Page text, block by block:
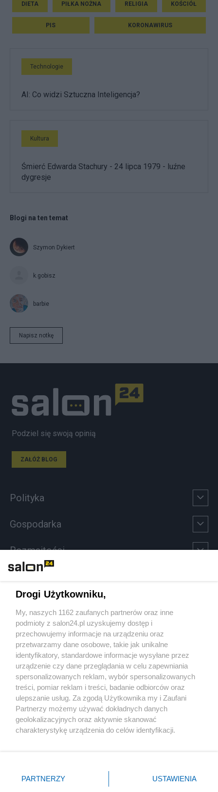
DIETA PIŁKA NOŻNA RELIGIA KOŚCIÓŁ
PIS KORONAWIRUS
Technologie
AI: Co widzi Sztuczna Inteligencja?
Kultura
Śmierć Edwarda Stachury - 24 lipca 1979 - luźne
dygresje
Blogi na ten temat
Szymon Dykiert
k.gobisz
barbie
Napisz notkę
Podziel się swoją opinią
ZAŁÓŻ BLOG
Polityka
Gospodarka
Rozmaitości
Sport
Społeczeństwo
Kultura
X Facebook Instagram Youtube
Drogi Użytkowniku,
My, naszych 1162 zaufanych partnerów oraz inne
podmioty z salon24.pl uzyskujemy dostęp i
przechowujemy informacje na urządzeniu oraz
przetwarzamy dane osobowe, takie jak unikalne
identyfikatory, standardowe informacje wysyłane przez
urządzenie czy dane przeglądania w celu zapewniania
spersonalizowanych reklam, wybór spersonalizowanych
treści, pomiar reklam i treści, badanie odbiorców oraz
ulepszanie usług. Za zgodą Użytkownika my i Zaufani
Partnerzy możemy używać dokładnych danych
geolokalizacyjnych oraz aktywnie skanować
charakterystykę urządzenia do celów identyfikacji.
zmienić/wycofać klikając przycisk ustawień prywatności
znajdujący się w lewym dolnym rogu strony
PARTNERZY USTAWIENIA